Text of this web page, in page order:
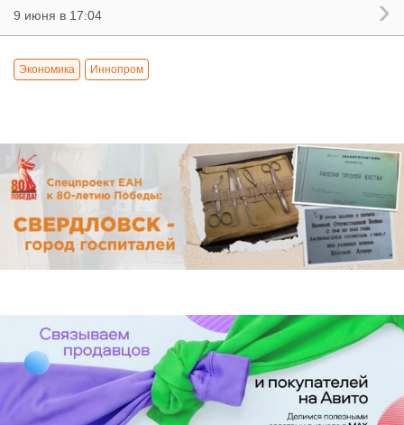
9 июня в 17:04
Экономика Иннопром